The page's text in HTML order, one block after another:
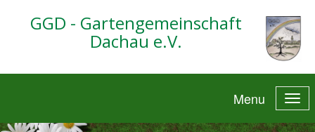
GGD - Gartengemeinschaft
Dachau e.V.
Menu